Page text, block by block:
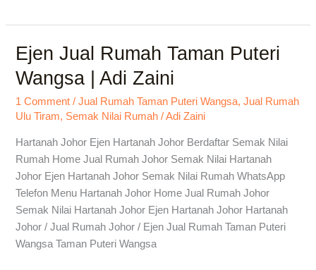
Ejen Jual Rumah Taman Puteri
Wangsa | Adi Zaini
1 Comment /Jual Rumah Taman Puteri Wangsa,Jual Rumah
Ulu Tiram, Semak Nilai Rumah /Adi Zaini
Hartanah Johor Ejen Hartanah Johor Berdaftar Semak Nilai
Rumah Home Jual Rumah Johor Semak Nilai Hartanah
Johor Ejen Hartanah Johor Semak Nilai Rumah WhatsApp
Telefon Menu Hartanah Johor Home Jual Rumah Johor
Semak Nilai Hartanah Johor Ejen Hartanah Johor Hartanah
Johor / Jual Rumah Johor / Ejen Jual Rumah Taman Puteri
Wangsa Taman Puteri Wangsa
Ejen
Jual
Rumah
Taman
Puteri